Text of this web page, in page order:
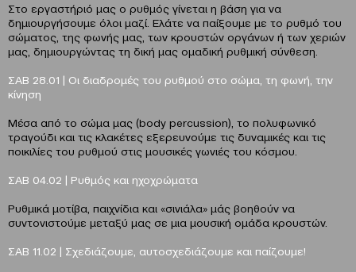
Στο εργαστήριό μας ο ρυθμός γίνεται η βάση για να
δημιουργήσουμε όλοι μαζί. Eλάτε να παίξουμε με το ρυθμό του
σώματος, της φωνής μας, των κρουστών οργάνων ή των χεριών
μας, δημιουργώντας τη δική μας ομαδική ρυθμική σύνθεση.
ΣΑΒ 28.01 | Οι διαδρομές του ρυθμού στο σώμα, τη φωνή, την
κίνηση
Μέσα από το σώμα μας (body percussion), το πολυφωνικό
τραγούδι και τις κλακέτες εξερευνούμε τις δυναμικές και τις
ποικιλίες του ρυθμού στις μουσικές γωνιές του κόσμου.
ΣΑΒ 04.02 | Ρυθμός και ηχοχρώματα
Ρυθμικά μοτίβα, παιχνίδια και «σινιάλα» μάς βοηθούν να
συντονιστούμε μεταξύ μας σε μια μουσική ομάδα κρουστών.
ΣΑΒ 11.02 | Σχεδιάζουμε, αυτοσχεδιάζουμε και παίζουμε!